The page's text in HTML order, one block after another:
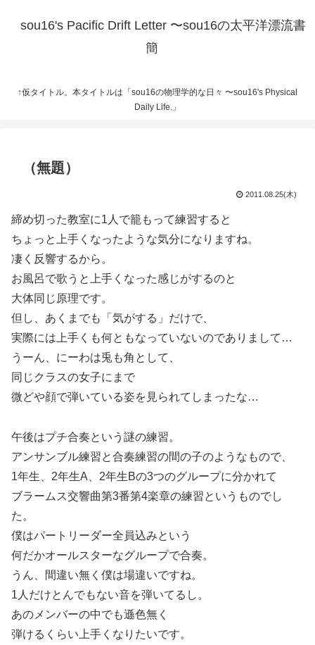
sou16's Pacific Drift Letter 〜sou16の太平洋漂流書
簡
↑仮タイトル。本タイトルは「sou16の物理学的な日々 〜sou16's Physical
Daily Life.」
（無題）
2011.08.25(木)
締め切った教室に1人で籠もって練習すると
ちょっと上手くなったような気分になりますね。
凄く反響するから。
お風呂で歌うと上手くなった感じがするのと
大体同じ原理です。
但し、あくまでも「気がする」だけで、
実際には上手くも何ともなっていないのでありまして…
うーん、にーわは兎も角として、
同じクラスの女子にまで
微どや顔で弾いている姿を見られてしまったな…
午後はプチ合奏という謎の練習。
アンサンブル練習と合奏練習の間の子のようなもので、
1年生、2年生A、2年生Bの3つのグループに分かれて
ブラームス交響曲第3番第4楽章の練習というものでし
た。
僕はパートリーダー全員込みという
何だかオールスターなグループで合奏。
うん、間違い無く僕は場違いですね。
1人だけとんでもない音を弾いてるし。
あのメンバーの中でも遜色無く
弾けるくらい上手くなりたいです。